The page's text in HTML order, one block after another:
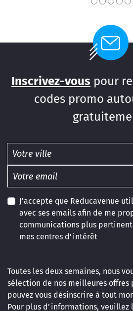
Inscrivez-vous pour
codes promo
J'accepte que Reducavenue
avec ses emails afin de me
communications plus
mes centres d'intérêt
Toutes les deux semaines, nous
sélection de nos meilleures offres
pouvez vous désinscrire à tout
Pour plus d'informations, veuillez